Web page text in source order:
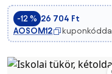
-12 % 26 704 Ft
AOSOM12
kuponkóddal